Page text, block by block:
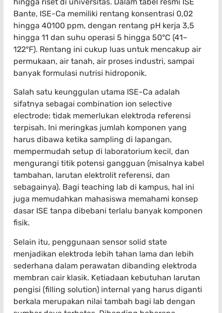
Bante, ISE-Ca memiliki rentang konsentrasi 0,02
hingga 40100 ppm, dengan rentang pH kerja 3,5
hingga 11 dan suhu operasi 5 hingga 50°C (41–
122°F). Rentang ini cukup luas untuk mencakup air
permukaan, air tanah, air proses industri, sampai
banyak formulasi nutrisi hidroponik.
Salah satu keunggulan utama ISE-Ca adalah
sifatnya sebagai combination ion selective
electrode: tidak memerlukan elektroda referensi
terpisah. Ini meringkas jumlah komponen yang
harus dibawa ketika sampling di lapangan,
mempermudah setup di laboratorium kecil, dan
mengurangi titik potensi gangguan (misalnya kabel
tambahan, larutan elektrolit referensi, dan
sebagainya). Bagi teaching lab di kampus, hal ini
juga memudahkan mahasiswa memahami konsep
dasar ISE tanpa dibebani terlalu banyak komponen
fisik.
Selain itu, penggunaan sensor solid state
menjadikan elektroda lebih tahan lama dan lebih
sederhana dalam perawatan dibanding elektroda
membran cair klasik. Ketiadaan kebutuhan larutan
pengisi (filling solution) internal yang harus diganti
berkala merupakan nilai tambah bagi lab dengan